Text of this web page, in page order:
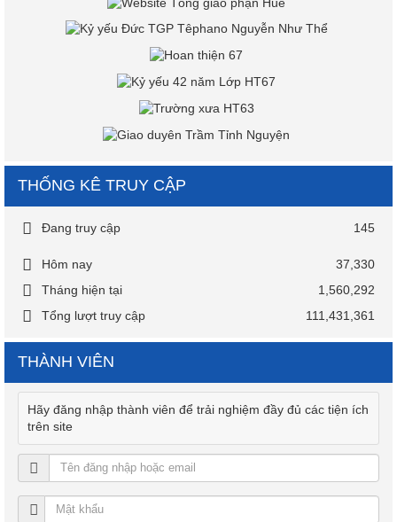
THỐNG KÊ TRUY CẬP
Đang truy cập 145
Hôm nay
37,330
Tháng hiện tại
1,560,292
Tổng lượt truy cập
111,431,361
THÀNH VIÊN
Hãy đăng nhập thành viên để trải nghiệm đầy đủ các tiện ích
trên site